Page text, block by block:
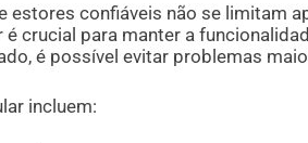
estores confiáveis não se limitam
crucial para manter a
é possível evitar problemas
incluem: